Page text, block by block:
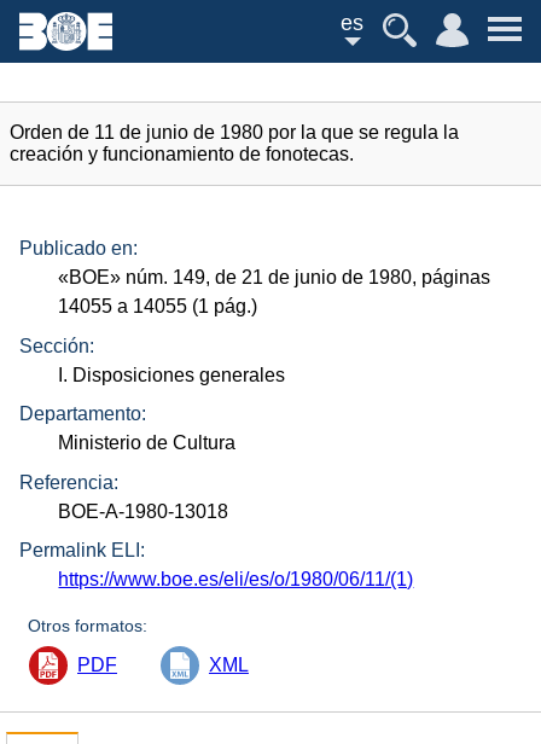
es
Orden de 11 de junio de 1980 por la que se regula la
creación y funcionamiento de fonotecas.
Publicado en:
«BOE» núm. 149, de 21 de junio de 1980, páginas
14055 a 14055 (1 pág.)
Sección:
I. Disposiciones generales
Departamento:
Ministerio de Cultura
Referencia:
BOE-A-1980-13018
Permalink ELI:
https://www.boe.es/eli/es/o/1980/06/11/(1)
Otros formatos:
PDF XML